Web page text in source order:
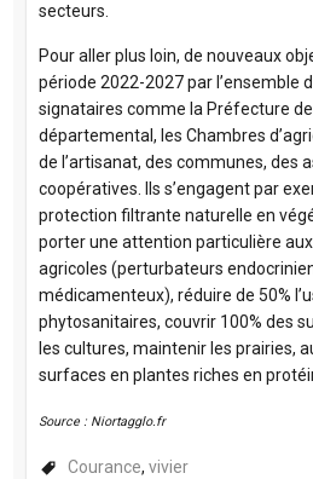
secteurs.
Pour aller plus loin, de nouveaux
période 2022-2027 par l’ensemble
signataires comme la Préfecture
départemental, les Chambres
de l’artisanat, des communes, des
coopératives. Ils s’engagent par
protection filtrante naturelle en
porter une attention particulière
agricoles (perturbateurs
médicamenteux), réduire de 50%
phytosanitaires, couvrir 100% des
les cultures, maintenir les prairies,
surfaces en plantes riches en
Source : Niortagglo.fr
Courance, vivier